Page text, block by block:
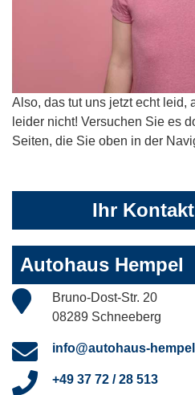
Also, das tut uns jetzt echt leid,
leider nicht! Versuchen Sie es
Seiten, die Sie oben in der
Ihr
Autohaus Hempel
Bruno-Dost-Str. 20
08289 Schneeberg
info@autohaus-
+49 37 72 / 28 513